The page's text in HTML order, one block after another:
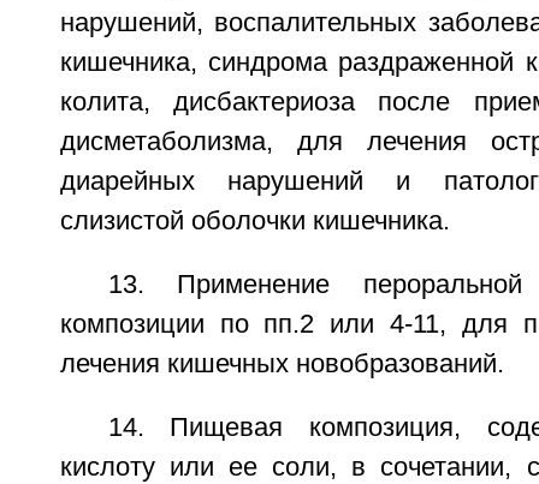
нарушений, воспалительных
кишечника, синдрома раздраженной
колита, дисбактериоза после
дисметаболизма, для лечения
диарейных нарушений и
слизистой оболочки кишечника.
13. Применение пероральной
композиции по пп.2 или 4-11, для
лечения кишечных новобразований.
14. Пищевая композиция,
кислоту или ее соли, в